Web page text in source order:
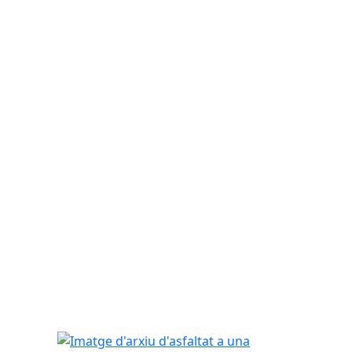
Imatge d'arxiu d'asfaltat a una via de Santa